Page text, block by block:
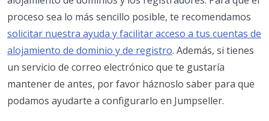
proceso sea lo más sencillo posible, te recomendamos
solicitar nuestra ayuda y facilitar acceso a tus cuentas de
alojamiento de dominio y de registro. Además, si tienes
un servicio de correo electrónico que te gustaría
mantener de antes, por favor háznoslo saber para que
podamos ayudarte a configurarlo en Jumpseller.